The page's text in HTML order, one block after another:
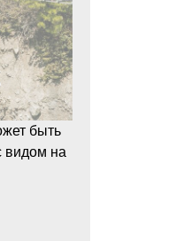
быть
видом на